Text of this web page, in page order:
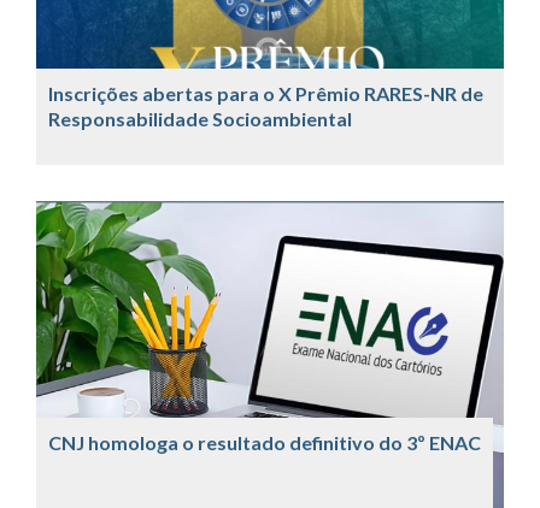
Inscrições abertas para o X Prêmio RARES-NR de
Responsabilidade Socioambiental
CNJ homologa o resultado definitivo do 3º ENAC